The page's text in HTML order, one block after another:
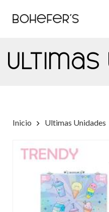
content
Inicio Ultimas Unidades
Ultimas